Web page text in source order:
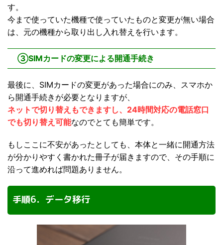
す。
今まで使っていた機種で使っていたものと変更が無い場合
は、元の機種から取り出し入れ替えを行います。
③SIMカードの変更による開通手続き
最後に、SIMカードの変更があった場合にのみ、スマホか
ら開通手続きが必要となりますが、
ネットで切り替えもできますし、24時間対応の電話窓口
でも切り替え可能なのでとても簡単です。
もしここに不安があったとしても、本体と一緒に開通方法
が分かりやすく書かれた冊子が届きますので、その手順に
沿って進めれば問題ありません。
手順6．データ移行